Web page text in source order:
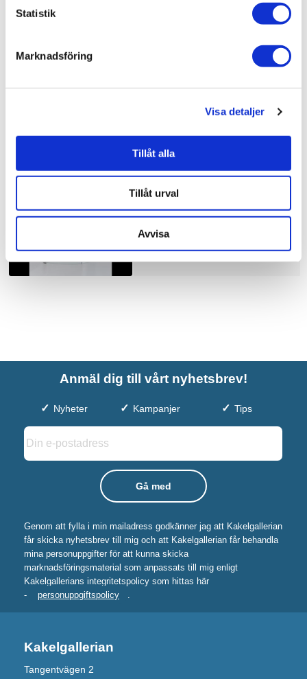
Statistik
Marknadsföring
Visa detaljer
Tillåt alla
Tillåt urval
Avvisa
Duschbyggarna Duschhörna
Corny de Luxe
10.910 kr
JUST NU!
Anmäl dig till vårt nyhetsbrev!
Nyheter Kampanjer Tips
Genom att fylla i min mailadress godkänner jag att Kakelgallerian
får skicka nyhetsbrev till mig och att Kakelgallerian får behandla
mina personuppgifter för att kunna skicka
marknadsföringsmaterial som anpassats till mig enligt
Kakelgallerians integritetspolicy som hittas här
-
personuppgiftspolicy .
Kakelgallerian
Tangentvägen 2